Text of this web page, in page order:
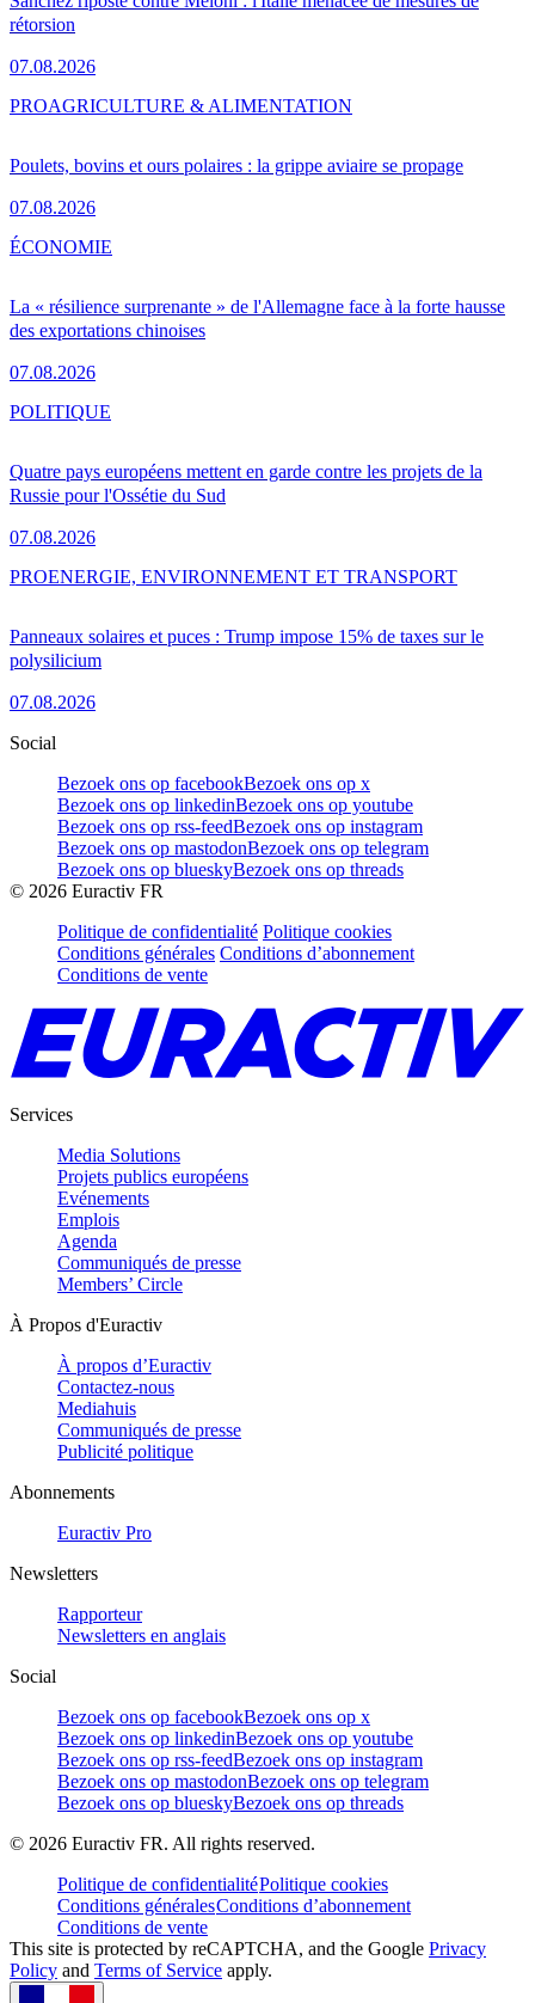
rétorsion
07.08.2026
Poulets, bovins et ours polaires : la grippe aviaire se propage
07.08.2026
PROAGRICULTURE & ALIMENTATION
La « résilience surprenante » de l'Allemagne face à la forte hausse
des exportations chinoises
07.08.2026
ÉCONOMIE
Quatre pays européens mettent en garde contre les projets de la
Russie pour l'Ossétie du Sud
07.08.2026
POLITIQUE
Panneaux solaires et puces : Trump impose 15% de taxes sur le
polysilicium
07.08.2026
PROENERGIE, ENVIRONNEMENT ET TRANSPORT
Social
Bezoek ons op facebookBezoek ons op x
Bezoek ons op linkedinBezoek ons op youtube
Bezoek ons op rss-feedBezoek ons op instagram
Bezoek ons op mastodonBezoek ons op telegram
Bezoek ons op blueskyBezoek ons op threads
© 2026 Euractiv FR
Politique de confidentialité Politique cookies
Conditions générales Conditions d’abonnement
Conditions de vente
Services
Media Solutions
Projets publics européens
Evénements
Emplois
Agenda
Communiqués de presse
Members’ Circle
À Propos d'Euractiv
À propos d’Euractiv
Contactez-nous
Mediahuis
Communiqués de presse
Publicité politique
Abonnements
Euractiv Pro
Newsletters
Rapporteur
Newsletters en anglais
Social
Bezoek ons op facebookBezoek ons op x
Bezoek ons op linkedinBezoek ons op youtube
Bezoek ons op rss-feedBezoek ons op instagram
Bezoek ons op mastodonBezoek ons op telegram
Bezoek ons op blueskyBezoek ons op threads
© 2026 Euractiv FR. All rights reserved.
Politique de confidentialitéPolitique cookies
Conditions généralesConditions d’abonnement
Conditions de vente
This site is protected by reCAPTCHA, and the Google Privacy
Policy and Terms of Service apply.